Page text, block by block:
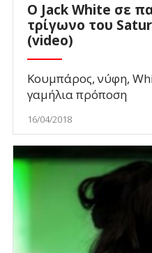
Ο Jack White σε
τρίγωνο του
(video)
Κουμπάρος, νύφη,
γαμήλια πρόποση
16/04/2018